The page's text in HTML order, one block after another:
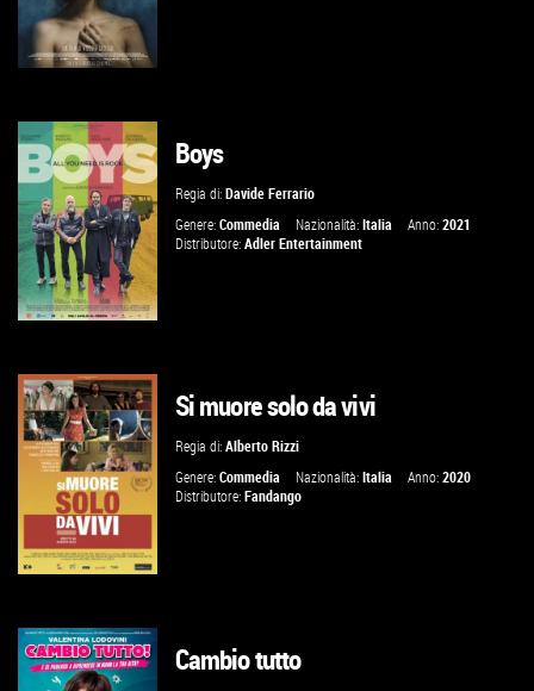
GUARDA IL TRAILER
VAI ALLA SCHEDA
GUARDA IL TRAILER
VAI ALLA SCHEDA
Boys
Regia di:Davide Ferrario
Genere:Commedia Nazionalità:Italia Anno:2021
Distributore:Adler Entertainment
Si muore solo da vivi
Regia di:Alberto Rizzi
Genere:Commedia Nazionalità:Italia Anno:2020
Distributore:Fandango
Cambio tutto